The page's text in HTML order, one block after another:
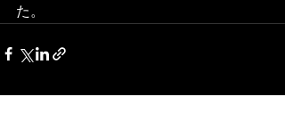
た。